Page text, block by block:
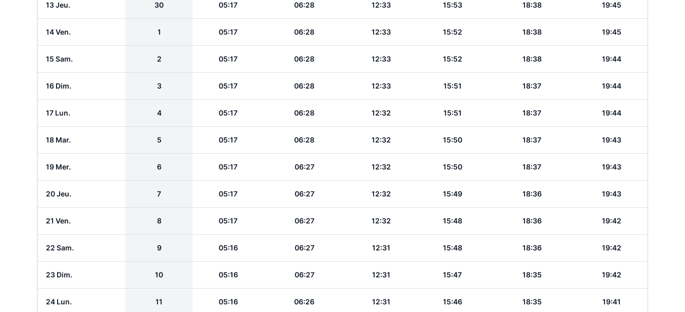
13 Jeu. 30 05:17 06:28 12:33 15:53 18:38 19:45
14 Ven. 1 05:17 06:28 12:33 15:52 18:38 19:45
15 Sam. 2 05:17 06:28 12:33 15:52 18:38 19:44
16 Dim. 3 05:17 06:28 12:33 15:51 18:37 19:44
17 Lun. 4 05:17 06:28 12:32 15:51 18:37 19:44
18 Mar. 5 05:17 06:28 12:32 15:50 18:37 19:43
19 Mer. 6 05:17 06:27 12:32 15:50 18:37 19:43
20 Jeu. 7 05:17 06:27 12:32 15:49 18:36 19:43
21 Ven. 8 05:17 06:27 12:32 15:48 18:36 19:42
22 Sam. 9 05:16 06:27 12:31 15:48 18:36 19:42
23 Dim. 10 05:16 06:27 12:31 15:47 18:35 19:42
24 Lun. 11 05:16 06:26 12:31 15:46 18:35 19:41